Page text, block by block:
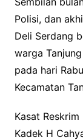
Polisi, dan
Deli Serdang
warga
pada hari
Kecamatan
Kasat
Kadek H